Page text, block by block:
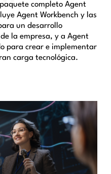
completo Agent
Agent Workbench y las
un desarrollo
la empresa, y a Agent
para crear e implementar
carga tecnológica.